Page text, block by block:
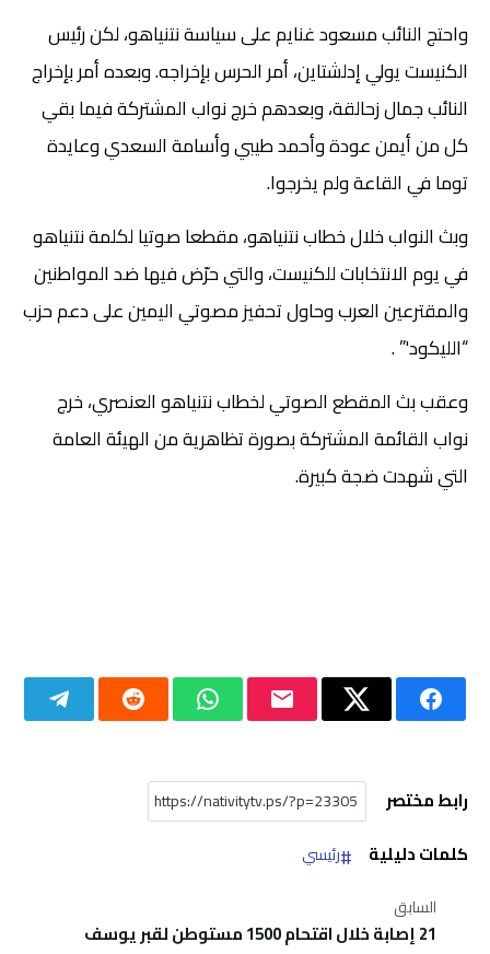
واحتج النائب مسعود غنايم على سياسة نتنياهو، لكن رئيس
الكنيست يولي إدلشتاين، أمر الحرس بإخراجه. وبعده أمر بإخراج
النائب جمال زحالقة، وبعدهم خرج نواب المشتركة فيما بقي
كل من أيمن عودة وأحمد طيبي وأسامة السعدي وعايدة
توما في القاعة ولم يخرجوا.
وبث النواب خلال خطاب نتنياهو، مقطعا صوتيا لكلمة نتنياهو
في يوم الانتخابات للكنيست، والتي حرّض فيها ضد المواطنين
والمقترعين العرب وحاول تحفيز مصوتي اليمين على دعم حزب
“الليكود'” .
وعقب بث المقطع الصوتي لخطاب نتنياهو العنصري، خرج
نواب القائمة المشتركة بصورة تظاهرية من الهيئة العامة
التي شهدت ضجة كبيرة.
رابط مختصر
كلمات دليلية
رئيسي
السابق
21 إصابة خلال اقتحام 1500 مستوطن لقبر يوسف